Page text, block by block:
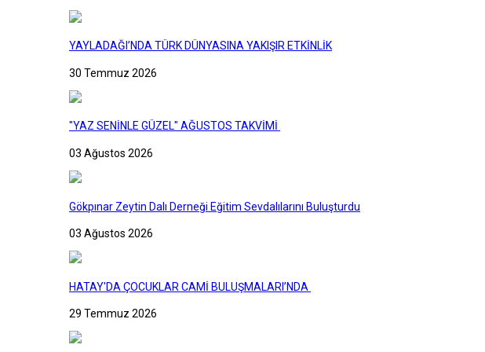
YAYLADAĞI’NDA TÜRK DÜNYASINA YAKIŞIR ETKİNLİK
30 Temmuz 2026
"YAZ SENİNLE GÜZEL" AĞUSTOS TAKVİMİ
03 Ağustos 2026
Gökpınar Zeytin Dalı Derneği Eğitim Sevdalılarını Buluşturdu
03 Ağustos 2026
HATAY'DA ÇOCUKLAR CAMİ BULUŞMALARI’NDA
29 Temmuz 2026